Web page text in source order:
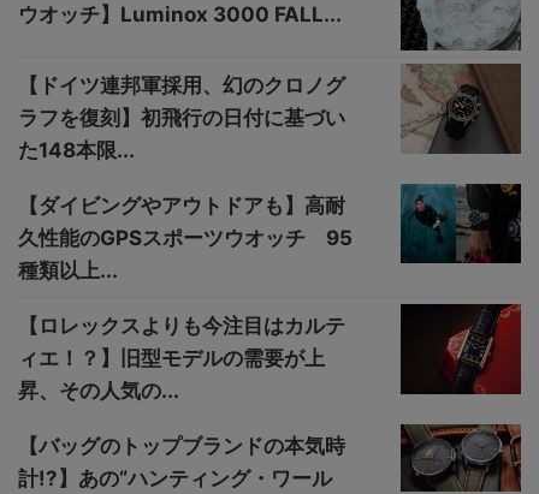
ウオッチ】Luminox 3000 FALL...
【ドイツ連邦軍採用、幻のクロノグ
ラフを復刻】初飛行の日付に基づい
た148本限...
【ダイビングやアウトドアも】高耐
久性能のGPSスポーツウオッチ 95
種類以上...
【ロレックスよりも今注目はカルテ
ィエ！？】旧型モデルの需要が上
昇、その人気の...
【バッグのトップブランドの本気時
計!?】あの“ハンティング・ワール